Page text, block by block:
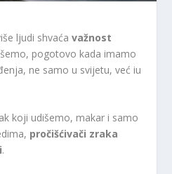
ljudi shvaćavažnost
pogotovo kada imamo
ne samo u svijetu, već iu
koji udišemo, makar i samo
pročišćivači zraka
.